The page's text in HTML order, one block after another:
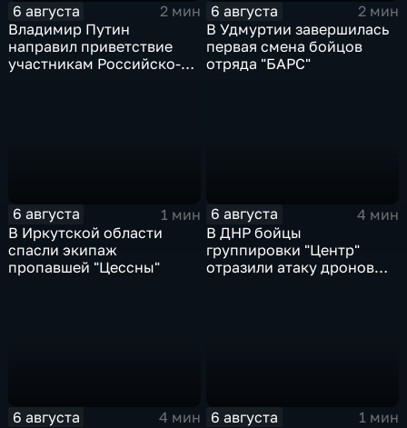
6 августа
2 мин
Владимир Путин
направил приветствие
участникам Российско-
6 августа
2 мин
В Удмуртии завершилась
первая смена бойцов
отряда "БАРС"
6 августа
1 мин
В Иркутской области
спасли экипаж
пропавшей "Цессны"
6 августа
4 мин
В ДНР бойцы
группировки "Центр"
отразили атаку дронов
6 августа
4 мин
6 августа
1 мин